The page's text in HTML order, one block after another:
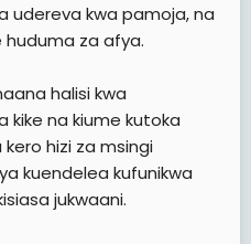
udereva kwa pamoja, na
za afya.
halisi kwa
kike na kiume kutoka
hizi za msingi
kuendelea kufunikwa
jukwaani.